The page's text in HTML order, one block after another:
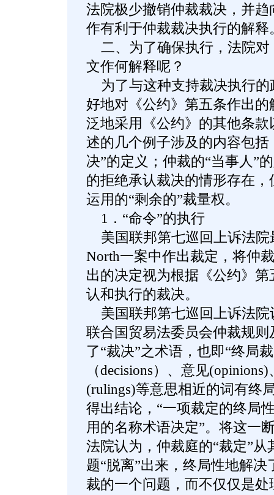
法院极少撤销仲裁裁决，并
作有利于仲裁裁决执行的解释
二、为了确保执行，法院对
文作何解释呢？
为了与这种支持裁决执行的
好地对《公约》第五条作出
泛地采用《公约》的其他条
述的几个例子涉及的内容包括
决”的定义；仲裁的“当事人”
的拒绝承认裁决的情形存在
运用的“剩余的”裁量权。
1．“命令”的执行
美国联邦第七巡回上诉法院
North一案中作出裁定，将仲
出的决定视为根据《公约》第
认和执行的裁决。
美国联邦第七巡回上诉法院
联合国贸易法委员会仲裁规
了“裁决”之术语，也即“终局
（decisions）、意见
(rulings)等意思相近的词有终
得出结论，“一项裁定的终局
用的名称术语决定”。将这一
法院认为，仲裁庭的“裁定”
题“脱离”出来，终局性地解决
裁的一个问题，而不仅仅是